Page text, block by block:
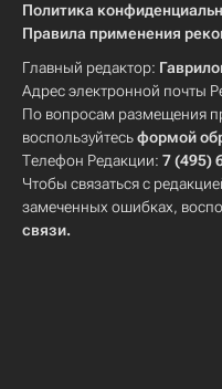
Политика
Правила применения
Главный редактор:
Адрес электронной почты
По вопросам размещения
воспользуйтесьформой
Телефон Редакции: 7 (495)
Чтобы связаться с
замеченных ошибках,
связи.